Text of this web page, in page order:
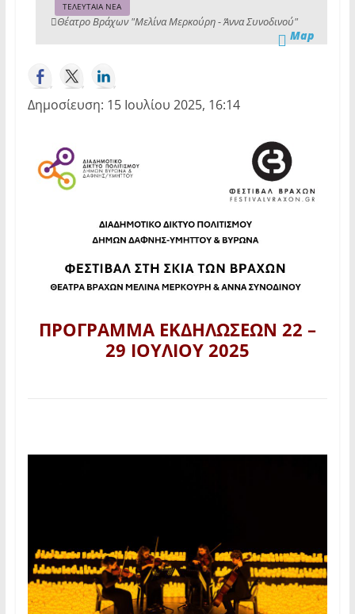
ΤΕΛΕΥΤΑΙΑ ΝΕΑ
Θέατρο Βράχων "Μελίνα Μερκούρη - Άννα Συνοδινού"
Map
Δημοσίευση: 15 Ιουλίου 2025, 16:14
ΠΡΟΓΡΑΜΜΑ ΕΚΔΗΛΩΣΕΩΝ 22 –
29 ΙΟΥΛΙΟΥ 2025